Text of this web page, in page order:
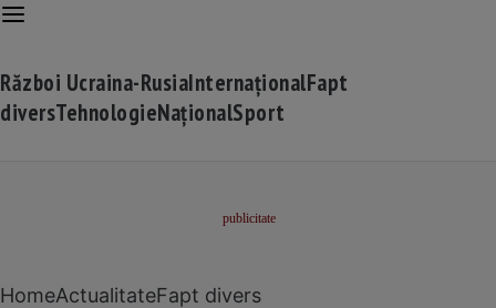
Război Ucraina-RusiaInternaționalFapt
diversTehnologieNaționalSport
HomeActualitateFapt divers